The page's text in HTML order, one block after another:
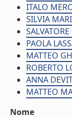
ITALO
SILVIA
PAOLA
MATTEO
ROBERTO
ANNA
MATTEO
Nome